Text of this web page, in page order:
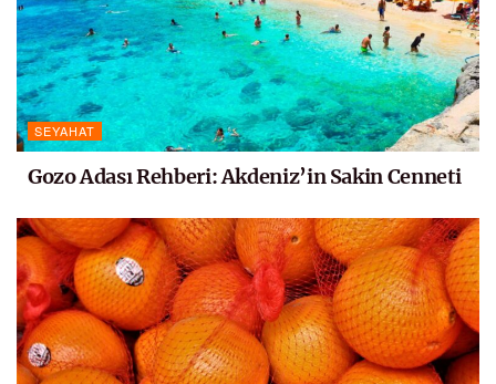
SEYAHAT
Gozo Adası Rehberi: Akdeniz’in Sakin Cenneti